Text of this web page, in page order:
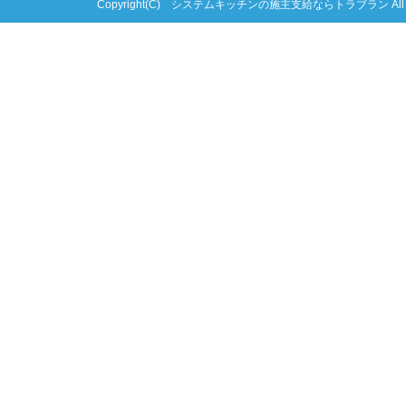
Copyright(C) システムキッチンの施主支給ならトラブラン